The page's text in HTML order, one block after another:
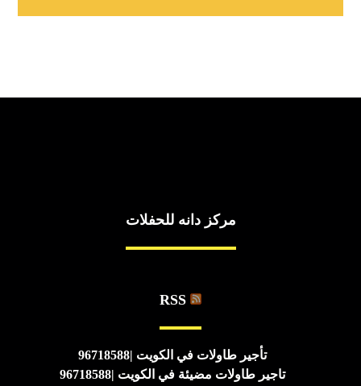
مركز دانه للحفلات
RSS
تأجير طاولات في الكويت |96718588
تاجير طاولات مضيئة في الكويت |96718588